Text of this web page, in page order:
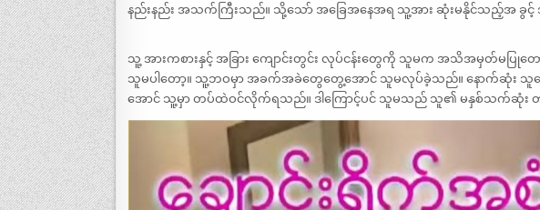
နည်းနည်း အသက်ကြီးသည်။ သို့သော် အခြေအနေအရ သူ့အား ဆုံးမနိုင်သည့်အ ခွင့်
သူ့ အားကစားနှင့် အခြား ကျောင်းတွင်း လုပ်ငန်းတွေကို သူမက အသိအမှတ်မပြုတေ
သူမပါတော့။ သူ့ဘဝမှာ အခက်အခဲတွေတွေ့အောင် သူမလုပ်ခဲ့သည်။ နောက်ဆုံး
အောင် သူ့မှာ တပ်ထဲဝင်လိုက်ရသည်။ ဒါကြောင့်ပင် သူမသည် သူ၏ မနှစ်သက်ဆုံး